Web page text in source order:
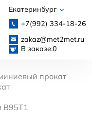
Екатеринбург
+7(992) 334-18-26
zakaz@met2met.ru
В заказе:0
прокат
В95Т1